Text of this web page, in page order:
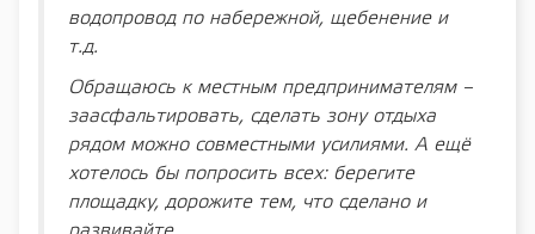
водопровод по набережной, щебенение и
т.д.
Обращаюсь к местным предпринимателям –
заасфальтировать, сделать зону отдыха
рядом можно совместными усилиями. А ещё
хотелось бы попросить всех: берегите
площадку, дорожите тем, что сделано и